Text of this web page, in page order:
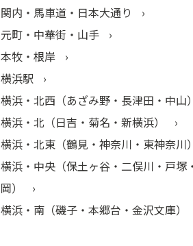
関内・馬車道・日本大通り
元町・中華街・山手
本牧・根岸
横浜駅
横浜・北西（あざみ野・長津田・中山）
横浜・北（日吉・菊名・新横浜）
横浜・北東（鶴見・神奈川・東神奈川）
横浜・中央（保土ヶ谷・二俣川・戸塚
岡）
横浜・南（磯子・本郷台・金沢文庫）